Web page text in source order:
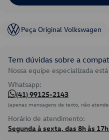
Peça Original Volkswagen
Tem dúvidas sobre a
Nossa equipe especializada
Whatsapp:
(41) 99125-2143
(apenas mensagens de texto, não
Horário de atendimento:
Segunda à sexta, das 8h às